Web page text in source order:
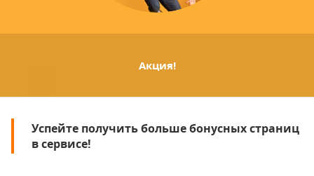
Акция!
Успейте получить больше бонусных страниц
в сервисе!